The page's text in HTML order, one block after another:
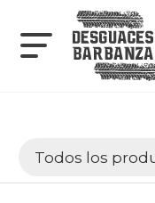
Todos los